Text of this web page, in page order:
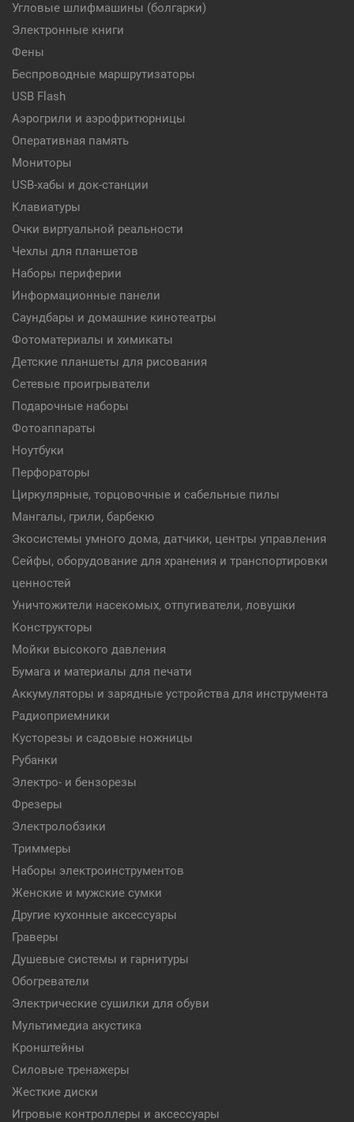
Угловые шлифмашины (болгарки)
Электронные книги
Фены
Беспроводные маршрутизаторы
USB Flash
Аэрогрили и аэрофритюрницы
Оперативная память
Мониторы
USB-хабы и док-станции
Клавиатуры
Очки виртуальной реальности
Чехлы для планшетов
Наборы периферии
Информационные панели
Саундбары и домашние кинотеатры
Фотоматериалы и химикаты
Детские планшеты для рисования
Сетевые проигрыватели
Подарочные наборы
Фотоаппараты
Ноутбуки
Перфораторы
Циркулярные, торцовочные и сабельные пилы
Мангалы, грили, барбекю
Экосистемы умного дома, датчики, центры управления
Сейфы, оборудование для хранения и транспортировки
ценностей
Уничтожители насекомых, отпугиватели, ловушки
Конструкторы
Мойки высокого давления
Бумага и материалы для печати
Аккумуляторы и зарядные устройства для инструмента
Радиоприемники
Кусторезы и садовые ножницы
Рубанки
Электро- и бензорезы
Фрезеры
Электролобзики
Триммеры
Наборы электроинструментов
Женские и мужские сумки
Другие кухонные аксессуары
Граверы
Душевые системы и гарнитуры
Обогреватели
Электрические сушилки для обуви
Мультимедиа акустика
Кронштейны
Силовые тренажеры
Жесткие диски
Игровые контроллеры и аксессуары